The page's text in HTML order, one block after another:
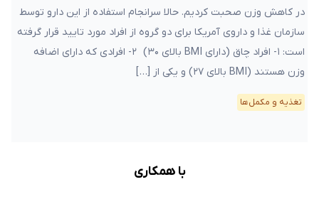
در کاهش وزن صحبت کردیم. حالا سرانجام استفاده از این دارو توسط
سازمان غذا و داروی آمریکا برای دو گروه از افراد مورد تایید قرار گرفته
است: ۱- افراد چاق (دارای BMI بالای ۳۰) ۲- افرادی که دارای اضافه
وزن هستند (BMI بالای ۲۷) و یکی از […]
تغذیه و مکمل‌ها
با همکاری